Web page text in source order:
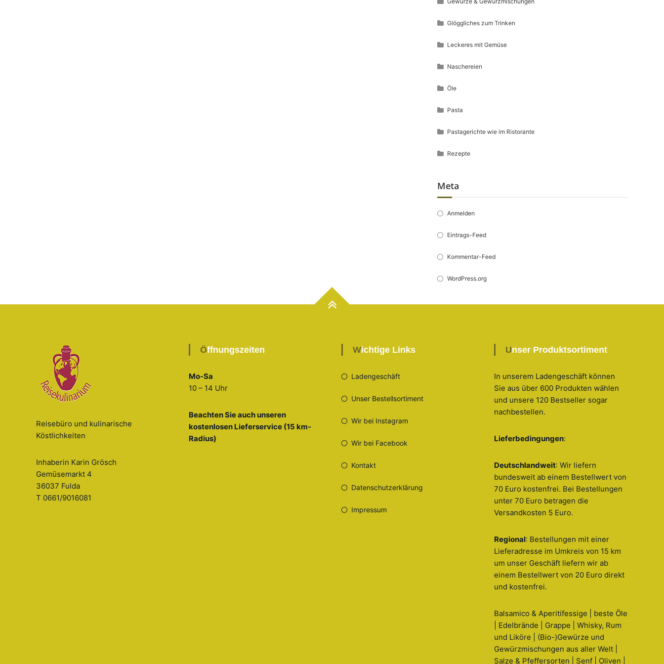
Glöggliches zum Trinken
Leckeres mit Gemüse
Naschereien
Öle
Pasta
Pastagerichte wie im Ristorante
Rezepte
Meta
Anmelden
Eintrags-Feed
Kommentar-Feed
WordPress.org
Reisebüro und kulinarische
Köstlichkeiten
Inhaberin Karin Grösch
Gemüsemarkt 4
36037 Fulda
T 0661/9016081
Öffnungszeiten
Mo-Sa
10 – 14 Uhr
Beachten Sie auch unseren
kostenlosen Lieferservice (15 km-
Radius)
Wichtige Links
Ladengeschäft
Unser Bestellsortiment
Wir bei Instagram
Wir bei Facebook
Kontakt
Datenschutzerklärung
Impressum
Unser Produktsortiment
In unserem Ladengeschäft können
Sie aus über 600 Produkten wählen
und unsere 120 Bestseller sogar
nachbestellen.
Lieferbedingungen:
Deutschlandweit: Wir liefern
bundesweit ab einem Bestellwert von
70 Euro kostenfrei. Bei Bestellungen
unter 70 Euro betragen die
Versandkosten 5 Euro.
Regional: Bestellungen mit einer
Lieferadresse im Umkreis von 15 km
um unser Geschäft liefern wir ab
einem Bestellwert von 20 Euro direkt
und kostenfrei.
Balsamico & Aperitifessige | beste Öle
| Edelbrände | Grappe | Whisky, Rum
und Liköre | (Bio-)Gewürze und
Gewürzmischungen aus aller Welt |
Salze & Pfeffersorten | Senf | Oliven |